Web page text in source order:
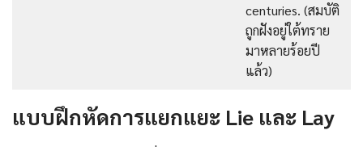
centuries. (สมบัติ
ถูกฝังอยู่ใต้ทราย
มาหลายร้อยปี
แล้ว)
แบบฝึกหัดการแยกแยะ Lie และ Lay